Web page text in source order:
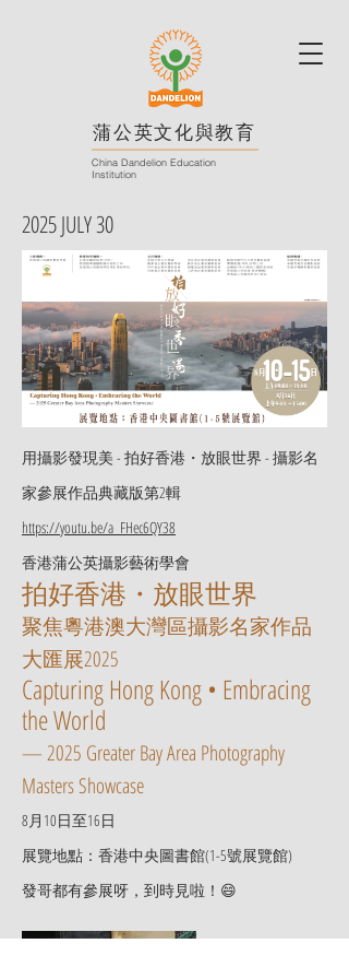
蒲公英文化與教育
China Dandelion Education
Institution
2025 JULY 30
用攝影發現美 - 拍好香港・放眼世界 - 攝影名
家參展作品典藏版第2輯
https://youtu.be/a_FHec6QY38
香港蒲公英攝影藝術學會
拍好香港・放眼世界
聚焦粵港澳大灣區攝影名家作品
大匯展2025
Capturing Hong Kong • Embracing
the World
— 2025 Greater Bay Area Photography
Masters Showcase
8月10日至16日
展覽地點：香港中央圖書館(1-5號展覽館)
發哥都有參展呀，到時見啦！😄